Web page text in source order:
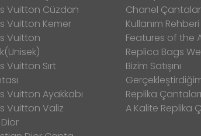
Vuitton Cüzdan
Vuitton Kemer
Vuitton
Vuitton Sırt
Vuitton Ayakkabı
Vuitton Valiz
Chanel
Kullanım Rehberi
Features of the
Replica Bags
Bizim Satışını
Replika
A Kalite Replika